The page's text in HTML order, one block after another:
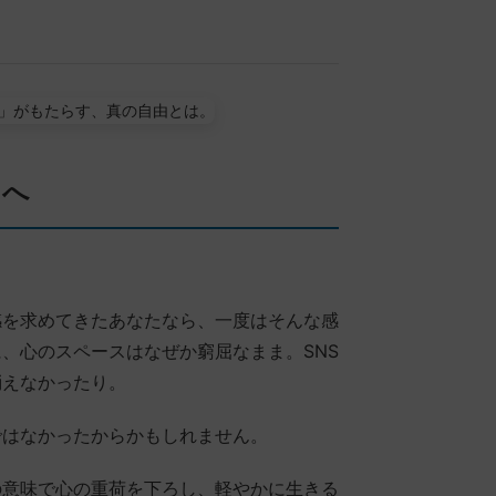
求めてきたあなたなら、一度はそんな感
心のスペースはなぜか窮屈なまま。SNS
なかったり。
なかったからかもしれません。
味で心の重荷を下ろし、軽やかに生きる